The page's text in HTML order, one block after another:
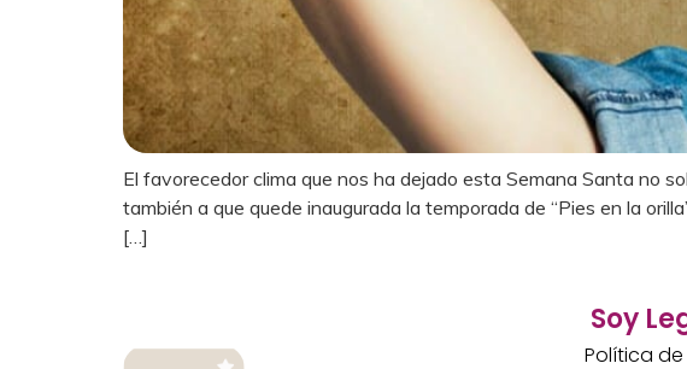
El favorecedor clima que nos ha dejado esta Semana Santa no
también a que quede inaugurada la temporada de “Pies en la
[…]
Soy
Política